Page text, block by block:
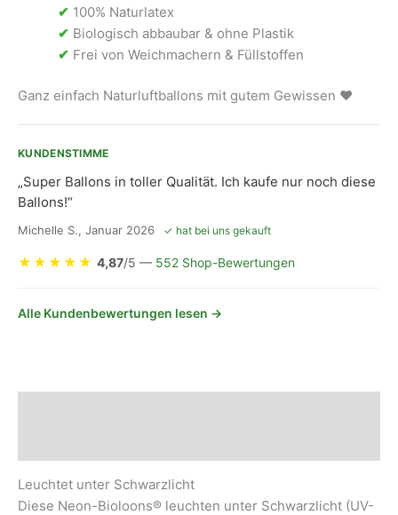
✔ 100% Naturlatex
✔ Biologisch abbaubar & ohne Plastik
✔ Frei von Weichmachern & Füllstoffen
Ganz einfach Naturluftballons mit gutem Gewissen ❤
KUNDENSTIMME
„Super Ballons in toller Qualität. Ich kaufe nur noch diese
Ballons!“
Michelle S., Januar 2026 ✓ hat bei uns gekauft
★ ★ ★ ★ ★ 4,87/5 — 552 Shop-Bewertungen
Alle Kundenbewertungen lesen →
Leuchtet unter Schwarzlicht
Diese Neon-Bioloons® leuchten unter Schwarzlicht (UV-